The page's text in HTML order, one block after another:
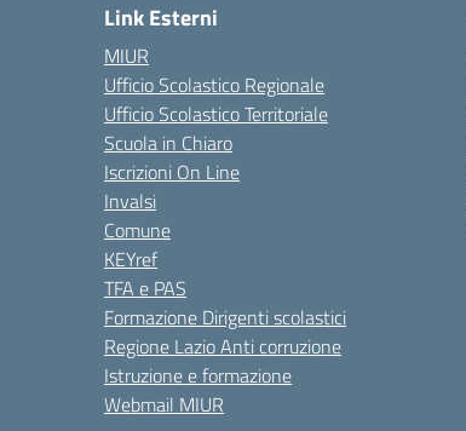
Link Esterni
MIUR
Ufficio Scolastico Regionale
Ufficio Scolastico Territoriale
Scuola in Chiaro
Iscrizioni On Line
Invalsi
Comune
KEYref
TFA e PAS
Formazione Dirigenti scolastici
Regione Lazio Anti corruzione
Istruzione e formazione
Webmail MIUR